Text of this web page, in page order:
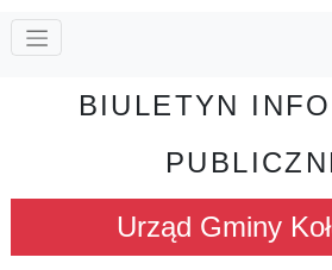
BIULETYN
Urząd Gminy